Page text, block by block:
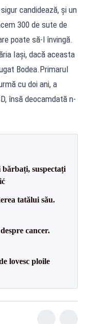
candidează, şi un
300 de sute de
poate să-l învingă.
Iaşi, dacă aceasta
Bodea.Primarul
cu doi ani, a
însă deocamdată n-
suspectați
tatălui său.
cancer.
lovesc ploile